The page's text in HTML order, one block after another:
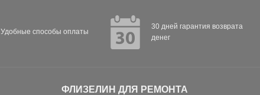
Удобные способы оплаты
30 дней гарантия возврата
денег
ФЛИЗЕЛИН ДЛЯ РЕМОНТА